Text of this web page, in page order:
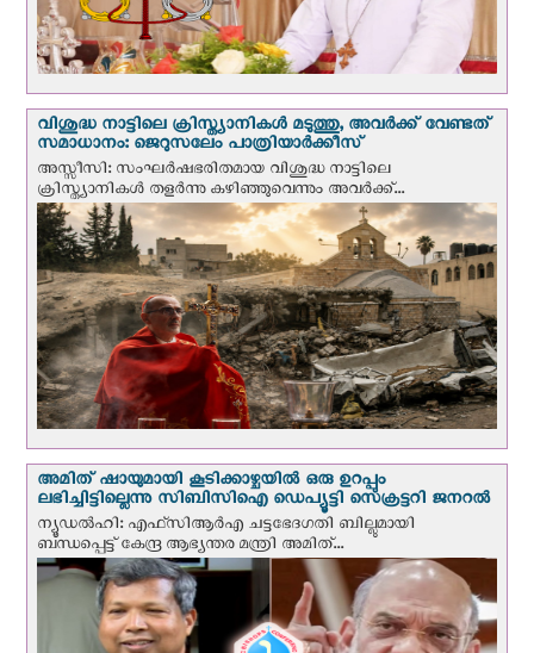
വിശുദ്ധ നാട്ടിലെ ക്രിസ്ത്യാനികൾ മടുത്തു, അവർക്ക് വേണ്ടത്
സമാധാനം: ജെറുസലേം പാത്രിയാര്‍ക്കീസ്
അസ്സീസി: സംഘര്‍ഷഭരിതമായ വിശുദ്ധ നാട്ടിലെ
ക്രിസ്ത്യാനികൾ തളര്‍ന്നു കഴിഞ്ഞുവെന്നും അവർക്ക്...
അമിത് ഷായുമായി കൂടിക്കാഴ്ചയില്‍ ഒരു ഉറപ്പും
ലഭിച്ചിട്ടില്ലെന്നു സിബിസിഐ ഡെപ്യൂട്ടി സെക്രട്ടറി ജനറല്‍
ന്യൂഡല്‍ഹി: എഫ്‌സിആര്‍എ ചട്ടഭേദഗതി ബില്ലുമായി
ബന്ധപ്പെട്ട് കേന്ദ്ര ആഭ്യന്തര മന്ത്രി അമിത്...